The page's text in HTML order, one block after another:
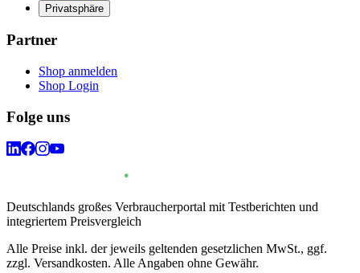
Privatsphäre
Partner
Shop anmelden
Shop Login
Folge uns
Deutschlands großes Verbraucherportal mit Testberichten und
integriertem Preisvergleich
Alle Preise inkl. der jeweils geltenden gesetzlichen MwSt., ggf.
zzgl. Versandkosten. Alle Angaben ohne Gewähr.